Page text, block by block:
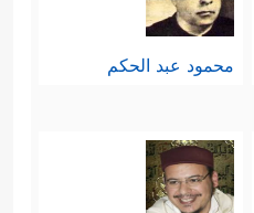
محمود عبد الحكم